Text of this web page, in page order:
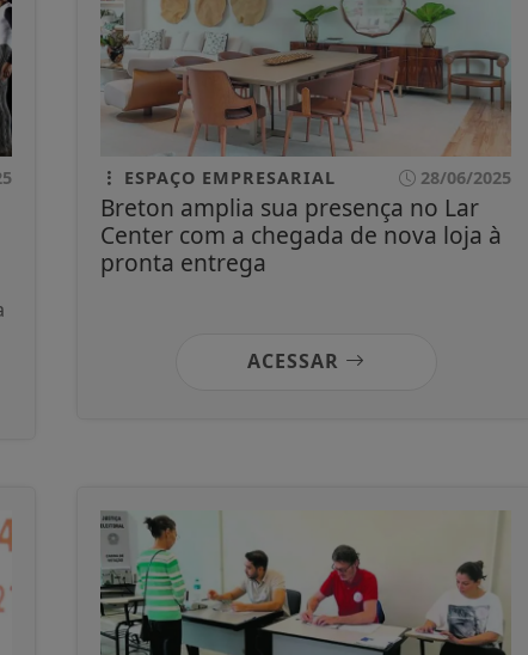
ESPAÇO EMPRESARIAL 28/06/2025
Breton amplia sua presença no Lar
Center com a chegada de nova loja à
pronta entrega
ACESSAR